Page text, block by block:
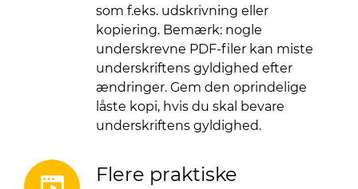
som f.eks. udskrivning eller
kopiering. Bemærk: nogle
underskrevne PDF-filer kan miste
underskriftens gyldighed efter
ændringer. Gem den oprindelige
låste kopi, hvis du skal bevare
underskriftens gyldighed.
Flere praktiske